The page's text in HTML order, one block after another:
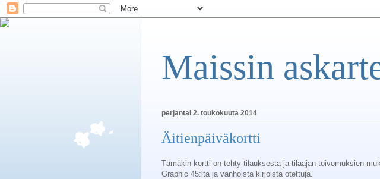
Maissin
perjantai 2. toukokuuta 2014
Äitienpäiväkortti
Tämäkin kortti on tehty tilauksesta ja tilaajan toivomuksien
Graphic 45:lta ja vanhoista kirjoista otettuja.